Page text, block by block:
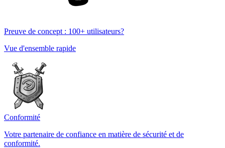
Preuve de concept : 100+ utilisateurs?
Vue d'ensemble rapide
Conformité
Votre partenaire de confiance en matière de sécurité et de
conformité.